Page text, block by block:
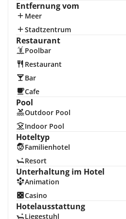
Entfernung vom
Meer
Stadtzentrum
Restaurant
Poolbar
Restaurant
Bar
Cafe
Pool
Outdoor Pool
Indoor Pool
Hoteltyp
Familienhotel
Resort
Unterhaltung im Hotel
Animation
Casino
Hotelausstattung
Liegestuhl